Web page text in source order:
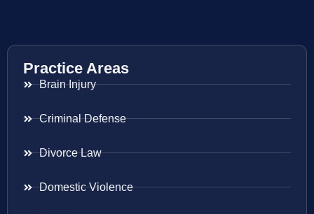
Practice Areas
Brain Injury
Criminal Defense
Divorce Law
Domestic Violence